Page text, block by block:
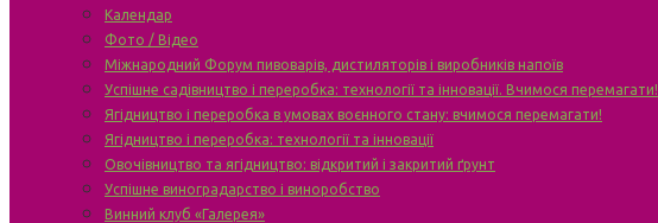
Календар
Фото / Відео
Міжнародний Форум пивоварів, дистиляторів і виробників напоїв
Успішне садівництво і переробка: технології та інновації. Вчимося перемагати!
Ягідництво і переробка в умовах воєнного стану: вчимося перемагати!
Ягідництво і переробка: технології та інновації
Овочівництво та ягідництво: відкритий і закритий ґрунт
Успішне виноградарство і виноробство
Винний клуб «Галерея»